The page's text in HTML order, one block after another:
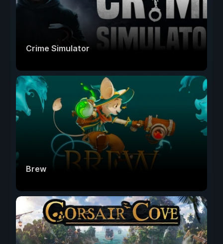
Crime Simulator
Brew